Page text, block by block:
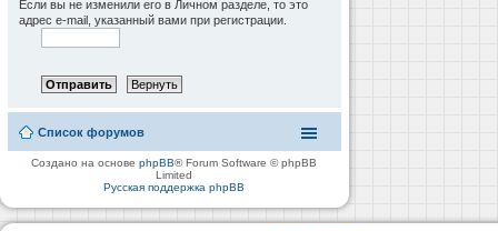
Если вы не изменили его в Личном разделе, то это
адрес e-mail, указанный вами при регистрации.
Список форумов
Создано на основеphpBB® Forum Software © phpBB
Limited
Русская поддержка phpBB